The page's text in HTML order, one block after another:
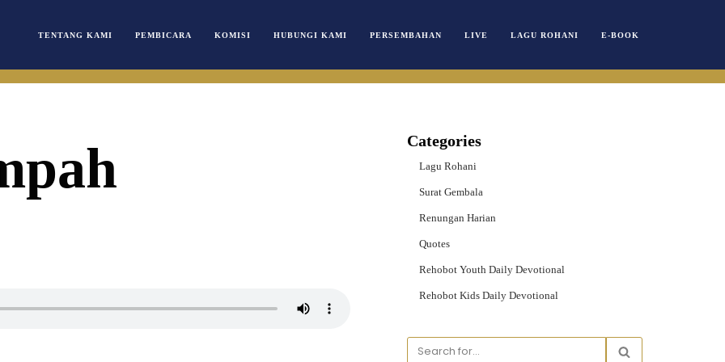
TENTANG KAMI PEMBICARA KOMISI HUBUNGI KAMI PERSEMBAHAN LIVE LAGU ROHANI E-BOOK
Categories
Lagu Rohani
Surat Gembala
Renungan Harian
Quotes
Rehobot Youth Daily Devotional
Rehobot Kids Daily Devotional